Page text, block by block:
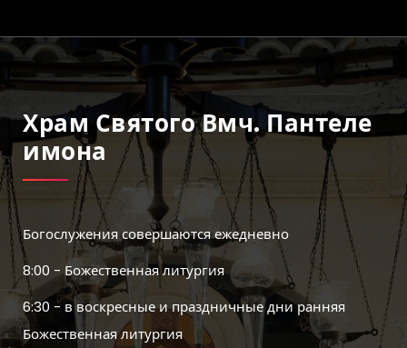
Храм Святого Вмч. Пантеле
Имона
Богослужения совершаются ежедневно
8:00 - Божественная литургия
6:30 - в воскресные и праздничные дни ранняя
Божественная литургия